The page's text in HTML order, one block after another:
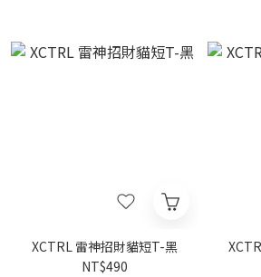
XCTRL 雷神招財貓短T-黑
NT$490